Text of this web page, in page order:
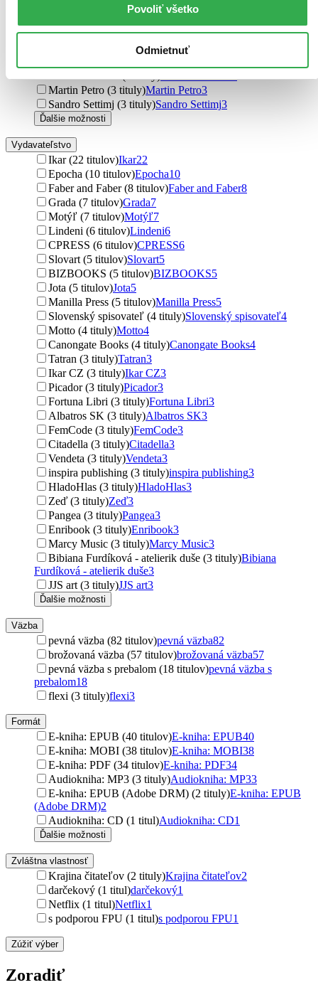
Povoliť všetko
Odmietnuť
Dov Forman (4 tituly)Dov Forman
Pavel Hirax Baričák (3 tituly)Pavel Hirax Baričák3
Marcela Pecháčková (3 tituly)Marcela Pecháčková
Martin Petro (3 tituly)Martin Petro3
Sandro Settimj (3 tituly)Sandro Settimj3
Ďalšie možnosti
Vydavateľstvo
Ikar (22 titulov)Ikar22
Epocha (10 titulov)Epocha10
Faber and Faber (8 titulov)Faber and Faber8
Grada (7 titulov)Grada7
Motýľ (7 titulov)Motýľ7
Lindeni (6 titulov)Lindeni6
CPRESS (6 titulov)CPRESS6
Slovart (5 titulov)Slovart5
BIZBOOKS (5 titulov)BIZBOOKS5
Jota (5 titulov)Jota5
Manilla Press (5 titulov)Manilla Press5
Slovenský spisovateľ (4 tituly)Slovenský spisovateľ4
Motto (4 tituly)Motto4
Canongate Books (4 tituly)Canongate Books4
Tatran (3 tituly)Tatran3
Ikar CZ (3 tituly)Ikar CZ3
Picador (3 tituly)Picador3
Fortuna Libri (3 tituly)Fortuna Libri3
Albatros SK (3 tituly)Albatros SK3
FemCode (3 tituly)FemCode3
Citadella (3 tituly)Citadella3
Vendeta (3 tituly)Vendeta3
inspira publishing (3 tituly)inspira publishing3
HladoHlas (3 tituly)HladoHlas3
Zeď (3 tituly)Zeď3
Pangea (3 tituly)Pangea3
Enribook (3 tituly)Enribook3
Marcy Music (3 tituly)Marcy Music3
Bibiana Furdíková - atelierik duše (3 tituly)Bibiana
Furdíková - atelierik duše3
JJS art (3 tituly)JJS art3
Ďalšie možnosti
Väzba
pevná väzba (82 titulov)pevná väzba82
brožovaná väzba (57 titulov)brožovaná väzba57
pevná väzba s prebalom (18 titulov)pevná väzba s
prebalom18
flexi (3 tituly)flexi3
Formát
E-kniha: EPUB (40 titulov)E-kniha: EPUB40
E-kniha: MOBI (38 titulov)E-kniha: MOBI38
E-kniha: PDF (34 titulov)E-kniha: PDF34
Audiokniha: MP3 (3 tituly)Audiokniha: MP33
E-kniha: EPUB (Adobe DRM) (2 tituly)E-kniha: EPUB
(Adobe DRM)2
Audiokniha: CD (1 titul)Audiokniha: CD1
Ďalšie možnosti
Zvláštna vlastnosť
Krajina čitateľov (2 tituly)Krajina čitateľov2
darčekový (1 titul)darčekový1
Netflix (1 titul)Netflix1
s podporou FPU (1 titul)s podporou FPU1
Zúžiť výber
Zoradiť